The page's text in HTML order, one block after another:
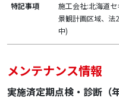
特記事項
施工会社:北海道
景観計画区域、法
中)
メンテナンス情報
実施済定期点検・診断（年